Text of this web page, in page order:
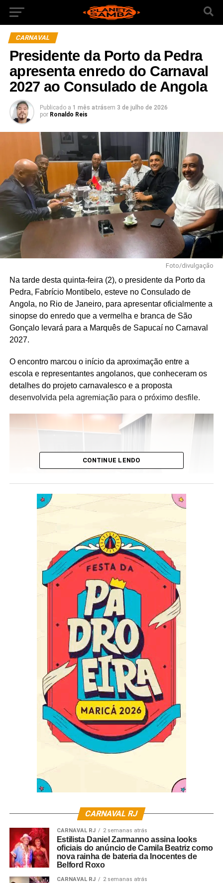
CARNAVAL
Presidente da Porto da Pedra
apresenta enredo do Carnaval
2027 ao Consulado de Angola
Publicado a 1 mês atrásem 3 de julho de 2026
por Ronaldo Reis
Foto/divulgação
Na tarde desta quinta-feira (2), o presidente da Porto da
Pedra, Fabrício Montibelo, esteve no Consulado de
Angola, no Rio de Janeiro, para apresentar oficialmente a
sinopse do enredo que a vermelha e branca de São
Gonçalo levará para a Marquês de Sapucaí no Carnaval
2027.
O encontro marcou o início da aproximação entre a
escola e representantes angolanos, que conheceram os
detalhes do projeto carnavalesco e a proposta
desenvolvida pela agremiação para o próximo desfile.
Foto/divulgação
Recebido pela equipe do consulado, Fabrício destacou a
importância desse primeiro contato e reforçou o
compromisso da Porto da Pedra em desenvolver um
enredo pautado pelo respeito, pela pesquisa e pelo
diálogo com aqueles que representam a história e a
cultura de Angola.
“Foi um encontro muito importante para apresentarmos o
nosso projeto e estreitarmos essa relação. Queremos
construir um desfile à altura da grandiosidade da história
que vamos contar, ouvindo quem conhece e representa
Angola. Esse diálogo é fundamental para que a Porto da
Pedra leve para a Avenida um trabalho feito com
responsabilidade, sensibilidade e verdade”, afirmou o
CONTINUE LENDO
CARNAVAL RJ
CARNAVAL RJ 2 semanas atrás
Estilista Daniel Zarmanno assina looks
oficiais do anúncio de Camila Beatriz como
nova rainha de bateria da Inocentes de
Belford Roxo
CARNAVAL RJ 2 semanas atrás